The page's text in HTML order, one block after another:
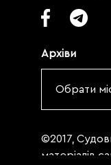
Архіви
Обрати
©2017,
матеріалів